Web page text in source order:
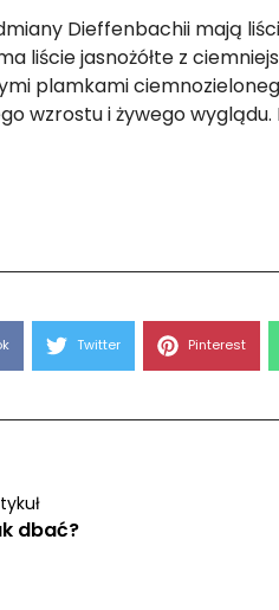
Dieffenbachii mają
liście jasnożółte z
plamkami
wzrostu i żywego
Share
Twitter Share
Pinterest
dbać?